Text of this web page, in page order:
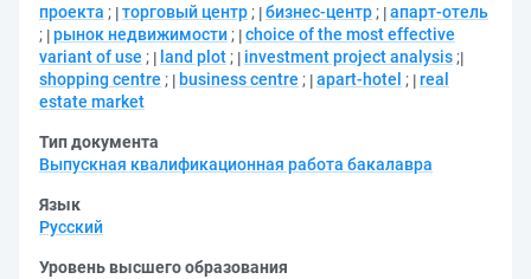
проекта ; торговый центр ; бизнес-центр ; апарт-отель
; рынок недвижимости ; choice of the most effective
variant of use ; land plot ; investment project analysis ;
shopping centre ; business centre ; apart-hotel ; real
estate market
Тип документа
Выпускная квалификационная работа бакалавра
Язык
Русский
Уровень высшего образования